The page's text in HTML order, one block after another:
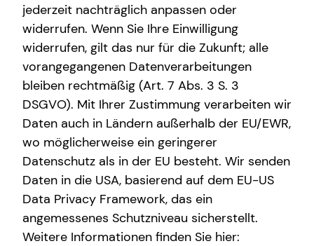
Montag 12:00 - 17:00 Uhr
Dienstag
Mittwoch 10:00 - 18:00 Uhr
Donnerstag 10:00 - 18:00 Uhr
Freitag 09:00 - 15:00 Uhr
Selbstverständlich sind auch Termine außerhalb
dieser Geschäftszeiten auf Anfrage möglich.
jederzeit nachträglich anpassen oder
widerrufen. Wenn Sie Ihre Einwilligung
widerrufen, gilt das nur für die Zukunft; alle
vorangegangenen Datenverarbeitungen
bleiben rechtmäßig (Art. 7 Abs. 3 S. 3
DSGVO). Mit Ihrer Zustimmung verarbeiten wir
Daten auch in Ländern außerhalb der EU/EWR,
wo möglicherweise ein geringerer
Datenschutz als in der EU besteht. Wir senden
Daten in die USA, basierend auf dem EU-US
Data Privacy Framework, das ein
angemessenes Schutzniveau sicherstellt.
Weitere Informationen finden Sie hier: